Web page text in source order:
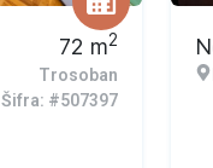
72 m2
Trosoban
Šifra: #507397